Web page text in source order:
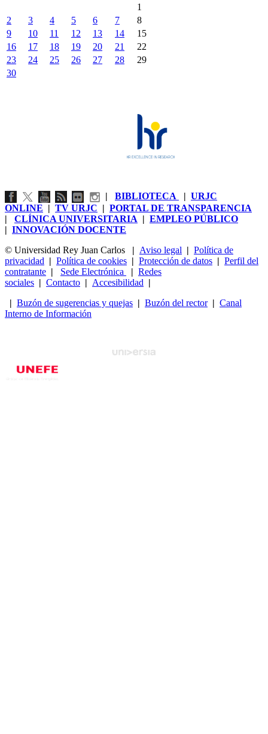
1
2
3 4 5 6 7
8
9
10 11 12 13 14
15
16
17 18 19 20 21
22
23
24 25 26 27 28
29
30
| BIBLIOTECA | URJC
ONLINE | TV URJC | PORTAL DE TRANSPARENCIA
| CLÍNICA UNIVERSITARIA | EMPLEO PÚBLICO
| INNOVACIÓN DOCENTE
© Universidad Rey Juan Carlos
| Aviso legal | Política de
privacidad | Política de cookies | Protección de datos | Perfil del
contratante | Sede Electrónica | Redes
sociales | Contacto | Accesibilidad |
| Buzón de sugerencias y quejas | Buzón del rector| Canal
Interno de Información